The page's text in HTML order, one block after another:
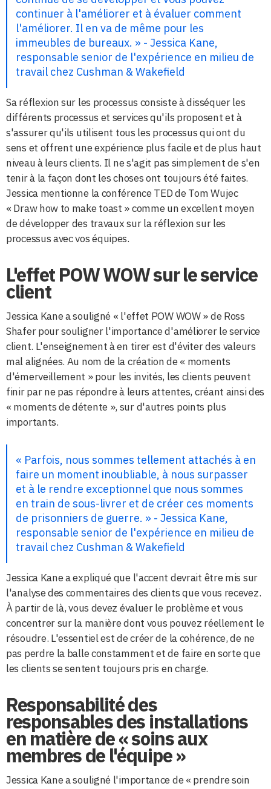
continuer à l'améliorer et à évaluer comment
l'améliorer. Il en va de même pour les
immeubles de bureaux. » - Jessica Kane,
responsable senior de l'expérience en milieu de
travail chez Cushman & Wakefield
Sa réflexion sur les processus consiste à disséquer les
différents processus et services qu'ils proposent et à
s'assurer qu'ils utilisent tous les processus qui ont du
sens et offrent une expérience plus facile et de plus haut
niveau à leurs clients. Il ne s'agit pas simplement de s'en
tenir à la façon dont les choses ont toujours été faites.
Jessica mentionne la conférence TED de Tom Wujec
« Draw how to make toast » comme un excellent moyen
de développer des travaux sur la réflexion sur les
processus avec vos équipes.
L'effet POW WOW sur le service
client
Jessica Kane a souligné « l'effet POW WOW » de Ross
Shafer pour souligner l'importance d'améliorer le service
client. L'enseignement à en tirer est d'éviter des valeurs
mal alignées. Au nom de la création de « moments
d'émerveillement » pour les invités, les clients peuvent
finir par ne pas répondre à leurs attentes, créant ainsi des
« moments de détente », sur d'autres points plus
importants.
« Parfois, nous sommes tellement attachés à en
faire un moment inoubliable, à nous surpasser
et à le rendre exceptionnel que nous sommes
en train de sous-livrer et de créer ces moments
de prisonniers de guerre. » - Jessica Kane,
responsable senior de l'expérience en milieu de
travail chez Cushman & Wakefield
Jessica Kane a expliqué que l'accent devrait être mis sur
l'analyse des commentaires des clients que vous recevez.
À partir de là, vous devez évaluer le problème et vous
concentrer sur la manière dont vous pouvez réellement le
résoudre. L'essentiel est de créer de la cohérence, de ne
pas perdre la balle constamment et de faire en sorte que
les clients se sentent toujours pris en charge.
Responsabilité des
responsables des installations
en matière de « soins aux
membres de l'équipe »
Jessica Kane a souligné l'importance de « prendre soin